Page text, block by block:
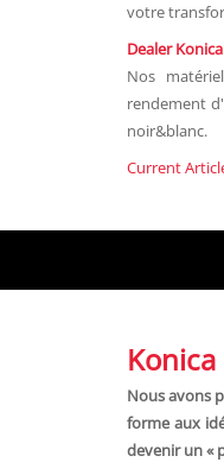
votre
Dealer
Nos
rendement
noir&blanc.
Current
Nous avons
forme aux
devenir un «